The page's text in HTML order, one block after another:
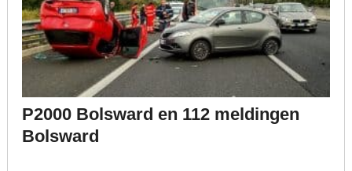
P2000 Bolsward en 112 meldingen
Bolsward